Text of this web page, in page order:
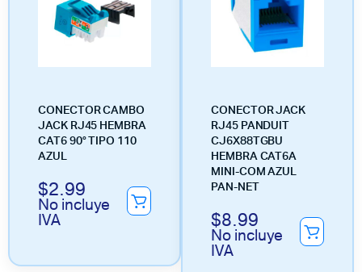
CONECTOR CAMBO
JACK RJ45 HEMBRA
CAT6 90° TIPO 110
AZUL
$2.99
No incluye
IVA
CONECTOR JACK
RJ45 PANDUIT
CJ6X88TGBU
HEMBRA CAT6A
MINI-COM AZUL
PAN-NET
$8.99
No incluye
IVA